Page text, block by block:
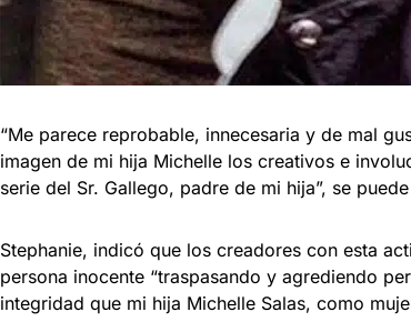
“Me parece reprobable, innecesaria y de mal
imagen de mi hija Michelle los creativos e
serie del Sr. Gallego, padre de mi hija”, se
Stephanie, indicó que los creadores con esta
persona inocente “traspasando y agrediendo
integridad que mi hija Michelle Salas, como